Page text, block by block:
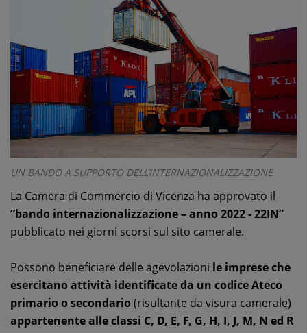
UN BANDO A SUPPORTO DELL’INTERNAZIONALIZZAZIONE
La Camera di Commercio di Vicenza ha approvato il
“bando internazionalizzazione – anno 2022 - 22IN”
pubblicato nei giorni scorsi sul sito camerale.
Possono beneficiare delle agevolazioni le imprese che
esercitano attività identificate da un codice Ateco
primario o secondario (risultante da visura camerale)
appartenente alle classi C, D, E, F, G, H, I, J, M, N ed R